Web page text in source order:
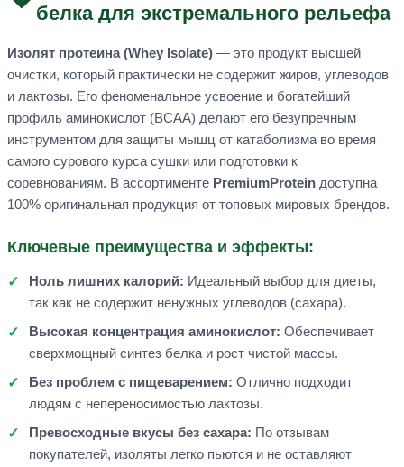
белка для экстремального рельефа
Изолят протеина (Whey Isolate) — это продукт высшей
очистки, который практически не содержит жиров, углеводов
и лактозы. Его феноменальное усвоение и богатейший
профиль аминокислот (BCAA) делают его безупречным
инструментом для защиты мышц от катаболизма во время
самого сурового курса сушки или подготовки к
соревнованиям. В ассортименте PremiumProtein доступна
100% оригинальная продукция от топовых мировых брендов.
Ключевые преимущества и эффекты:
Ноль лишних калорий: Идеальный выбор для диеты,
так как не содержит ненужных углеводов (сахара).
Высокая концентрация аминокислот: Обеспечивает
сверхмощный синтез белка и рост чистой массы.
Без проблем с пищеварением: Отлично подходит
людям с непереносимостью лактозы.
Превосходные вкусы без сахара: По отзывам
покупателей, изоляты легко пьются и не оставляют